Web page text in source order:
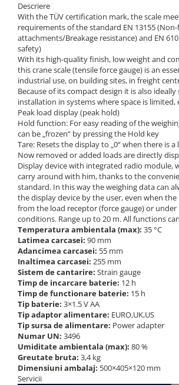
Descriere
With the TÜV certification mark, the scale
requirements of the standard EN 13155
attachments/Breakage resistance) and EN
safety)
With its high-quality finish, low weight and
this crane scale (tensile force gauge) is an
industrial use, on building sites, in freight
Because of its compact design it is also
installation in systems where space is limited,
Peak load display (peak hold)
Hold function: For easy reading of the
can be „frozen“ by pressing the Hold key
Tare: Resets the display to „0“ when there is
Now removed or added loads are directly
Display device with integrated radio module,
carry around with him, thanks to the
standard. In this way the weighing data can
the display device by the user, even when the
from the load receptor (force gauge) or
conditions. Range up to 20 m. All functions
Temperatura ambientala (max): 35 °C
Latimea carcasei: 90 mm
Adancimea carcasei: 55 mm
Inaltimea carcasei: 255 mm
Sistem de cantarire: Strain gauge
Timp de incarcare baterie: 12 h
Timp de functionare baterie: 15 h
Tip baterie: 3×1.5 V AA
Tip adaptor alimentare: EURO,UK,US
Tip sursa de alimentare: Power adapter
Numar UN: 3496
Umiditate ambientala (max): 80 %
Greutate bruta: 3,4 kg
Dimensiuni ambalaj: 500×405×120 mm
Servicii